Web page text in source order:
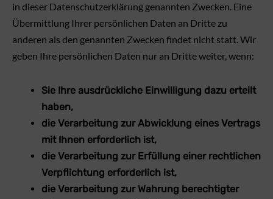
in dieser Datenschutzerklärung genannten Zwecken. Eine
Übermittlung Ihrer persönlichen Daten an Dritte zu
anderen als den genannten Zwecken findet nicht statt. Wir
geben Ihre persönlichen Daten nur an Dritte weiter, wenn:
Sie Ihre ausdrückliche Einwilligung dazu erteilt
haben,
die Verarbeitung zur Abwicklung eines Vertrags
mit Ihnen erforderlich ist,
die Verarbeitung zur Erfüllung einer rechtlichen
Verpflichtung erforderlich ist,
die Verarbeitung zur Wahrung berechtigter